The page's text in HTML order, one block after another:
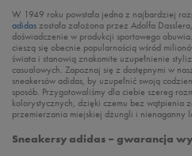
W 1949 roku powstała jedna z najbardziej
adidaszostała założona przez Adolfa
doświadczenie w produkcji sportowego
cieszą się obecnie popularnością wśród
świata i stanowią znakomite uzupełnienie
casualowych. Zapoznaj się z dostępnymi w
sneakersów adidas, by uzupełnić swoją
sposób. Przygotowaliśmy dla ciebie szereg
kolorystycznych, dzięki czemu bez wątpienia
przemierzania miejskiej dżungli i nienaganny
Sneakersy adidas – gwarancja